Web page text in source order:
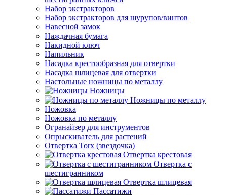
Набор экстракторов
Набор экстракторов для шурупов/винтов
Навесной замок
Наждачная бумага
Накидной ключ
Напильник
Насадка крестообразная для отвертки
Насадка шлицевая для отвертки
Настольные ножницы по металлу
Ножницы
Ножницы по металлу
Ножовка
Ножовка по металлу
Огранайзер для инструментов
Опрыскиватель для растений
Отвертка Torx (звездочка)
Отвертка крестовая
Отвертка с
шестигранником
Отвертка шлицевая
Пассатижи